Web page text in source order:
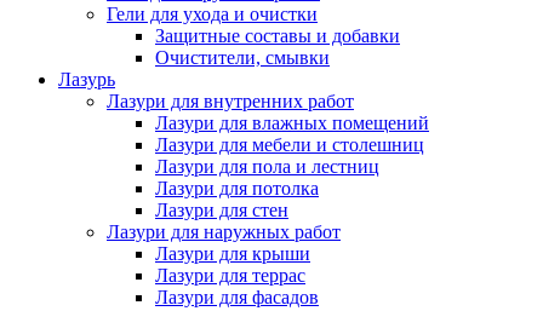
Гели для ухода и очистки
Защитные составы и добавки
Очистители, смывки
Лазурь
Лазури для внутренних работ
Лазури для влажных помещений
Лазури для мебели и столешниц
Лазури для пола и лестниц
Лазури для потолка
Лазури для стен
Лазури для наружных работ
Лазури для крыши
Лазури для террас
Лазури для фасадов